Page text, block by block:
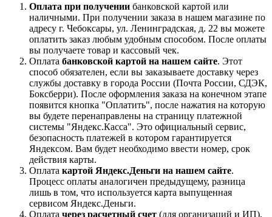
Оплата при получении банковской картой или
наличными. При получении заказа в нашем магазине по
адресу г. Чебоксары, ул. Ленинградская, д. 22 вы можете
оплатить заказ любым удобным способом. После оплаты
вы получаете товар и кассовый чек.
Оплата банковской картой на нашем сайте. Этот
способ обязателен, если вы заказываете доставку через
службы доставку в города России (Почта России, СДЭК,
Боксберри). После оформления заказа на конечном этапе
появится кнопка "Оплатить", после нажатия на которую
вы будете перенаправлены на страницу платежной
системы "Яндекс.Касса". Это официальный сервис,
безопасность платежей в котором гарантируется
Яндексом. Вам будет необходимо ввести номер, срок
действия карты.
Оплата картой Яндекс.Деньги на нашем сайте.
Процесс оплаты аналогичен предыдущему, разница
лишь в том, что используется карта выпущенная
сервисом Яндекс.Деньги.
Оплата через расчетный счет (для организаций и ИП).